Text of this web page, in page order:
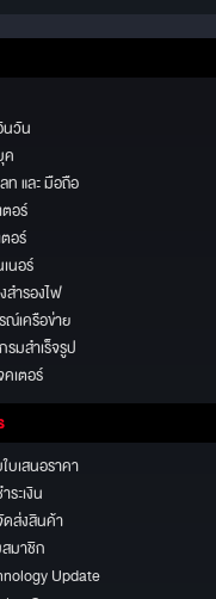
นวัน
ค
ท และ มือถือ
อร์
อร์
นอร์
สำรองไฟ
ณ์เครือข่าย
รมสำเร็จรูป
คเตอร์
บเสนอราคา
ระเงิน
ดส่งสินค้า
มาชิก
Update